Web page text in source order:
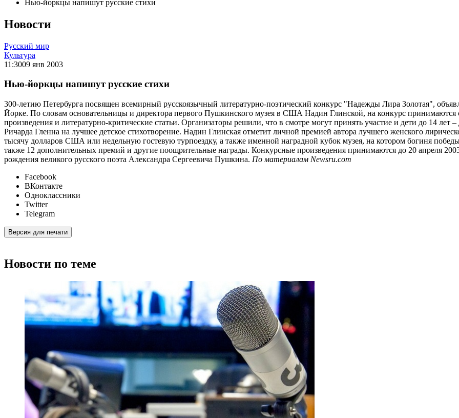
Нью-йоркцы напишут русские стихи
Новости
Русский мир
Культура
11:3009 янв 2003
Нью-йоркцы напишут русские стихи
300-летию Петербурга посвящен всемирный русскоязычный литературно-поэтический конкурс "Надежды Лира Золотая",
Йорке. По словам основательницы и директора первого Пушкинского музея в США Надин Глинской, на конкурс принимаются
произведения и литературно-критические статьи. Организаторы решили, что в смотре могут принять участие и дети до 14
Ричарда Гленна на лучшее детское стихотворение. Надин Глинская отметит личной премией автора лучшего женского
тысячу долларов США или недельную гостевую турпоездку, а также именной наградной кубок музея, на котором богиня
также 12 дополнительных премий и другие поощрительные награды. Конкурсные произведения принимаются до 20 апреля
рождения великого русского поэта Александра Сергеевича Пушкина. По материалам Newsru.com
Facebook
ВКонтакте
Одноклассники
Twitter
Telegram
Версия для печати
Новости по теме